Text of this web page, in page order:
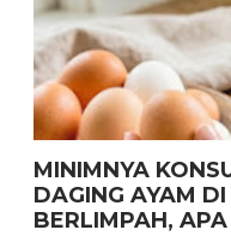
MINIMNYA
DAGING AYAM
BERLIMPAH,